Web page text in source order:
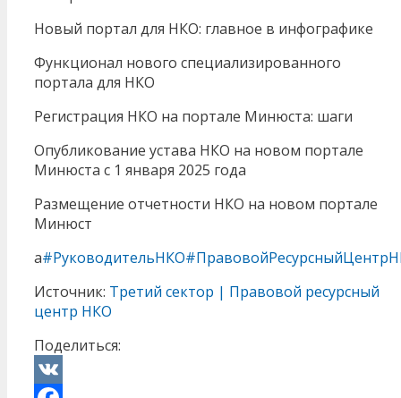
Новый портал для НКО: главное в инфографике
Функционал нового специализированного
портала для НКО
Регистрация НКО на портале Минюста: шаги
Опубликование устава НКО на новом портале
Минюста с 1 января 2025 года
Размещение отчетности НКО на новом портале
Минюст
а#РуководительНКО
Источник: Третий сектор | Правовой ресурсный
центр НКО
Поделиться: